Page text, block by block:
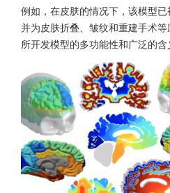
例如，在皮肤的情况下，该模型已
并为皮肤折叠、皱纹和重建手术
所开发模型的多功能性和广泛的含